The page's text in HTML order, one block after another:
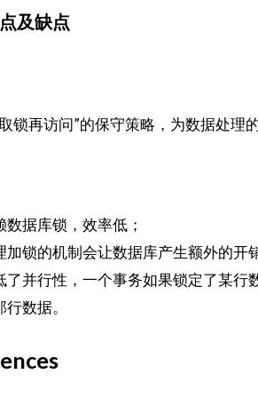
及缺点
锁再访问”的保守策略，为数据处理
数据库锁，效率低；
加锁的机制会让数据库产生额外的开
了并行性，一个事务如果锁定了某行
行数据。